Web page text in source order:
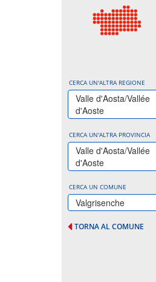
CERCA UN'ALTRA REGIONE
Valle d'Aosta/Vallée
d'Aoste
CERCA UN'ALTRA PROVINCIA
Valle d'Aosta/Vallée
d'Aoste
CERCA UN COMUNE
Valgrisenche
TORNA AL COMUNE